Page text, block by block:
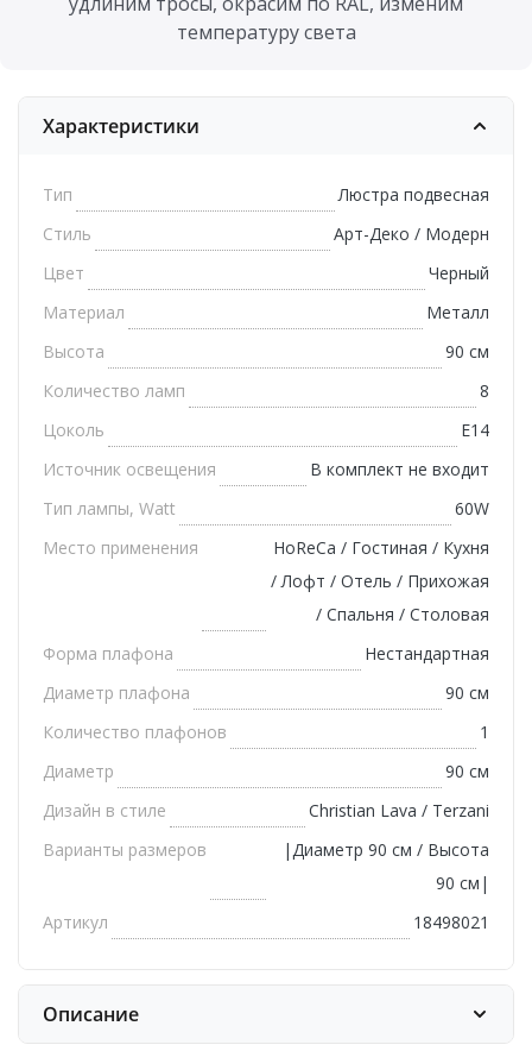
температуру света
Характеристики
Тип
Люстра подвесная
Стиль
Арт-Деко / Модерн
Цвет
Черный
Материал
Металл
Высота
90 см
Количество ламп
8
Цоколь
E14
Источник освещения
В комплект не входит
Тип лампы, Watt
60W
Место применения
HoReCa / Гостиная / Кухня
/ Лофт / Отель / Прихожая
/ Спальня / Столовая
Форма плафона
Нестандартная
Диаметр плафона
90 см
Количество плафонов
1
Диаметр
90 см
Дизайн в стиле
Christian Lava / Terzani
Варианты размеров
|Диаметр 90 см / Высота
90 см|
Артикул
18498021
Описание